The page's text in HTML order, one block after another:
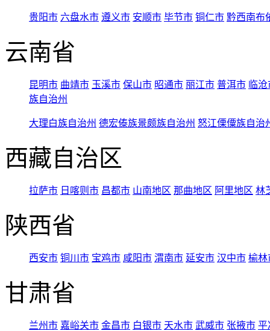
贵阳市 六盘水市 遵义市 安顺市 毕节市 铜仁市 黔西南布
云南省
昆明市 曲靖市 玉溪市 保山市 昭通市 丽江市 普洱市 临
族自治州
大理白族自治州 德宏傣族景颇族自治州 怒江傈僳族自治
西藏自治区
拉萨市 日喀则市 昌都市 山南地区 那曲地区 阿里地区 林
陕西省
西安市 铜川市 宝鸡市 咸阳市 渭南市 延安市 汉中市 榆林
甘肃省
兰州市 嘉峪关市 金昌市 白银市 天水市 武威市 张掖市 平